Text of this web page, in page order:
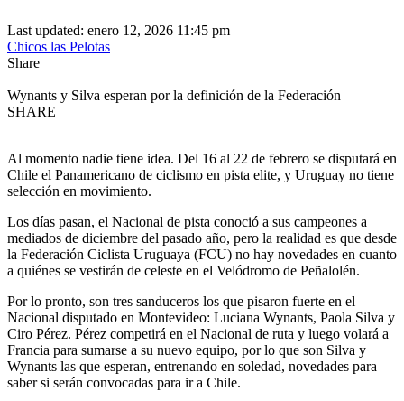
Last updated: enero 12, 2026 11:45 pm
Chicos las Pelotas
Share
Wynants y Silva esperan por la definición de la Federación
SHARE
Al momento nadie tiene idea. Del 16 al 22 de febrero se disputará en
Chile el Panamericano de ciclismo en pista elite, y Uruguay no tiene
selección en movimiento.
Los días pasan, el Nacional de pista conoció a sus campeones a
mediados de diciembre del pasado año, pero la realidad es que desde
la Federación Ciclista Uruguaya (FCU) no hay novedades en cuanto
a quiénes se vestirán de celeste en el Velódromo de Peñalolén.
Por lo pronto, son tres sanduceros los que pisaron fuerte en el
Nacional disputado en Montevideo: Luciana Wynants, Paola Silva y
Ciro Pérez. Pérez competirá en el Nacional de ruta y luego volará a
Francia para sumarse a su nuevo equipo, por lo que son Silva y
Wynants las que esperan, entrenando en soledad, novedades para
saber si serán convocadas para ir a Chile.